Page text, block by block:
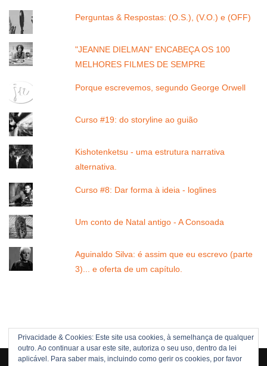
Perguntas & Respostas: (O.S.), (V.O.) e (OFF)
"JEANNE DIELMAN" ENCABEÇA OS 100
MELHORES FILMES DE SEMPRE
Porque escrevemos, segundo George Orwell
Curso #19: do storyline ao guião
Kishotenketsu - uma estrutura narrativa
alternativa.
Curso #8: Dar forma à ideia - loglines
Um conto de Natal antigo - A Consoada
Aguinaldo Silva: é assim que eu escrevo (parte
3)... e oferta de um capítulo.
Privacidade & Cookies: Este site usa cookies, à semelhança de qualquer
outro. Ao continuar a usar este site, autoriza o seu uso, dentro da lei
aplicável. Para saber mais, incluindo como gerir os cookies, por favor
Direitos Reservados © 2005 -[current_year] JOÃO NUNES